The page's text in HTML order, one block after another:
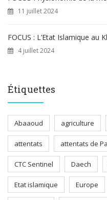
11 juillet 2024
FOCUS : L’Etat Islamique au
4 juillet 2024
Étiquettes
Abaaoud agriculture
attentats attentats de
CTC Sentinel Daech
Etat islamique Europe